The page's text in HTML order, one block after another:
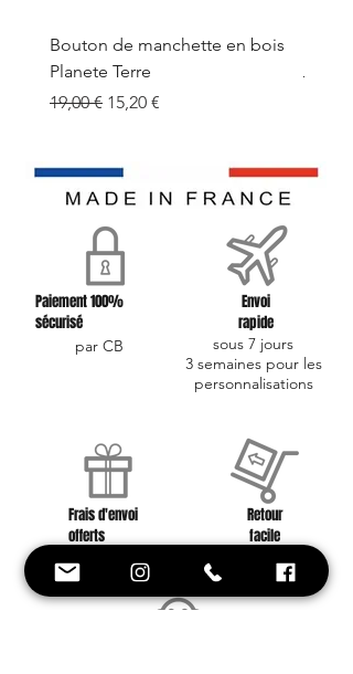
Bouton de manchette en bois
Planete Terre
Prix original
19,00 € Prix promotionnel
15,20 €
Prix
19,00 €
Paiement 100%
sécurisé
par CB
Envoi
rapide
sous 7 jours
3 semaines pour les
personnalisations
Frais d'envoi
offerts
à partir de 40 euros
Retour
facile
contactez nous !